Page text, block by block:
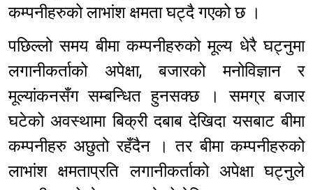
कम्पनीहरुको लाभांश क्षमता घट्दै गएको छ ।
पछिल्लो समय बीमा कम्पनीहरुको मूल्य धेरै घट्नुमा
लगानीकर्ताको अपेक्षा, बजारको मनोविज्ञान र
मूल्यांकनसँग सम्बन्धित हुनसक्छ । समग्र बजार
घटेको अवस्थामा बिक्री दबाब देखिदा यसबाट बीमा
कम्पनीहरु अछुतो रहँदैन । तर बीमा कम्पनीहरुको
लाभांश क्षमताप्रति लगानीकर्ताको अपेक्षा घट्नुले